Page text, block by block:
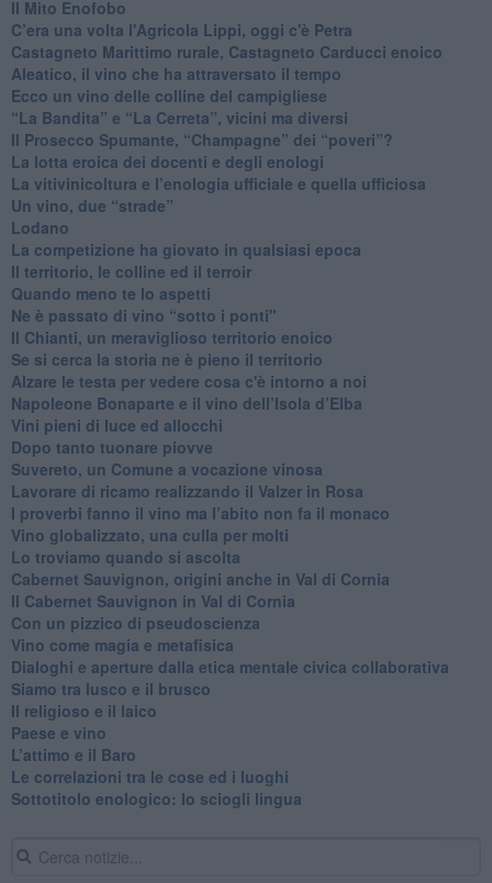
Il Mito Enofobo
​C’era una volta l'Agricola Lippi, oggi c'è Petra
​Castagneto Marittimo rurale, Castagneto Carducci enoico
Aleatico, il vino che ha attraversato il tempo
Ecco un vino delle colline del campigliese
“La Bandita” e “La Cerreta”, vicini ma diversi
​Il Prosecco Spumante, “Champagne” dei “poveri”?
​La lotta eroica dei docenti e degli enologi
​La vitivinicoltura e l’enologia ufficiale e quella ufficiosa
​Un vino, due “strade”
Lodano
​La competizione ha giovato in qualsiasi epoca
Il territorio, le colline ed il terroir
Quando meno te lo aspetti
​Ne è passato di vino “sotto i ponti"
​Il Chianti, un meraviglioso territorio enoico
​Se si cerca la storia ne è pieno il territorio
Alzare le testa per vedere cosa c'è intorno a noi
​Napoleone Bonaparte e il vino dell’Isola d’Elba
Vini pieni di luce ed allocchi
Dopo tanto tuonare piovve
Suvereto, un Comune a vocazione vinosa
Lavorare di ricamo realizzando il Valzer in Rosa
​I proverbi fanno il vino ma l’abito non fa il monaco
Vino globalizzato, una culla per molti
Lo troviamo quando si ascolta
Cabernet Sauvignon, origini anche in Val di Cornia
Il Cabernet Sauvignon in Val di Cornia
Con un pizzico di pseudoscienza
​Vino come magia e metafisica
Dialoghi e aperture dalla etica mentale civica collaborativa
Siamo tra lusco e il brusco
Il religioso e il laico
​Paese e vino
L’attimo e il Baro
Le correlazioni tra le cose ed i luoghi
​Sottotitolo enologico: lo sciogli lingua